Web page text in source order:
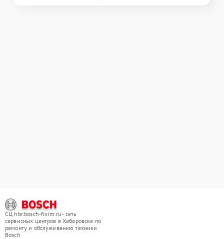
СЦ hbr.bosch-fixim.ru - сеть
сервисных центров в Хабаровске по
ремонту и обслуживанию техники
Bosch